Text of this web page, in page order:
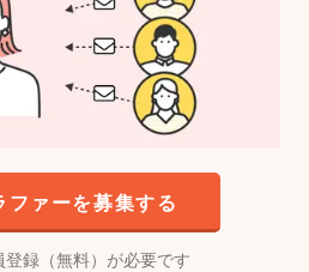
ファーを募集する
登録（無料）が必要です